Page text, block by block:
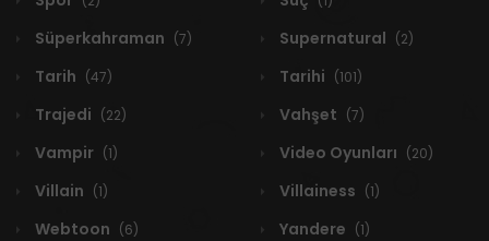
Süperkahraman (7) Supernatural (2)
Tarih (47) Tarihi (101)
Trajedi (22) Vahşet (7)
Vampir (1) Video Oyunları (20)
Villain (1) Villainess (1)
Webtoon (6) Yandere (1)